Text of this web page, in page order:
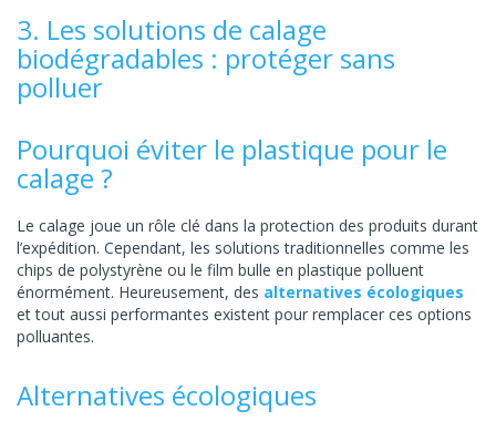
3. Les solutions de calage
biodégradables : protéger sans
polluer
Pourquoi éviter le plastique pour le
calage ?
Le calage joue un rôle clé dans la protection des produits durant
l’expédition. Cependant, les solutions traditionnelles comme les
chips de polystyrène ou le film bulle en plastique polluent
énormément. Heureusement, des alternatives écologiques
et tout aussi performantes existent pour remplacer ces options
polluantes.
Alternatives écologiques